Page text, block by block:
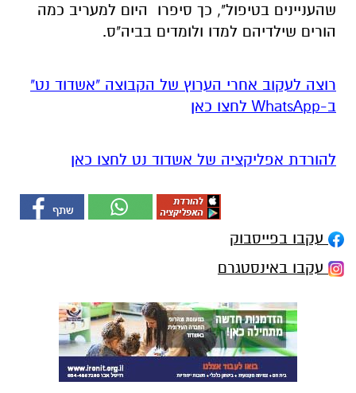
שהעניינים בטיפול", כך סיפרו היום למעריב כמה
הורים שילדיהם למדו ולומדים בביה"ס.
רוצה לעקוב אחרי הערוץ של הקבוצה "אשדוד נט"
ב-WhatsApp לחצו כאן
להורדת אפליקציה של אשדוד נט לחצו כאן
עקבו בפייסבוק
עקבו באינסטגרם